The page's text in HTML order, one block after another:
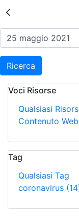
Risultati
Ricerca
Voci Risorse
Qualsiasi
Contenuto Web
Tag
Qualsiasi Tag
coronavirus